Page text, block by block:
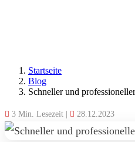
Startseite
Blog
Schneller und
3 Min. Lesezeit | 28.12.2023